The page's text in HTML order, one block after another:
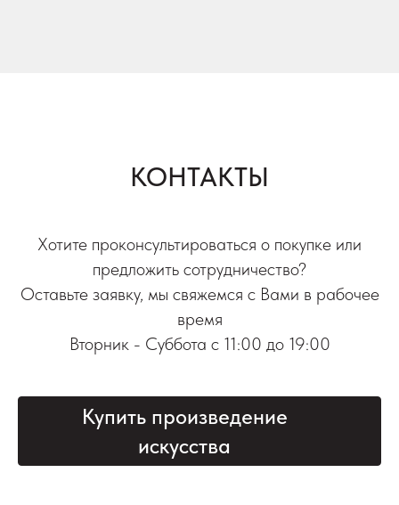
КОНТАКТЫ
Хотите проконсультироваться о покупке или
предложить сотрудничество?
Оставьте заявку, мы свяжемся с Вами в рабочее
время
Вторник - Суббота с 11:00 до 19:00
Купить произведение
искусства